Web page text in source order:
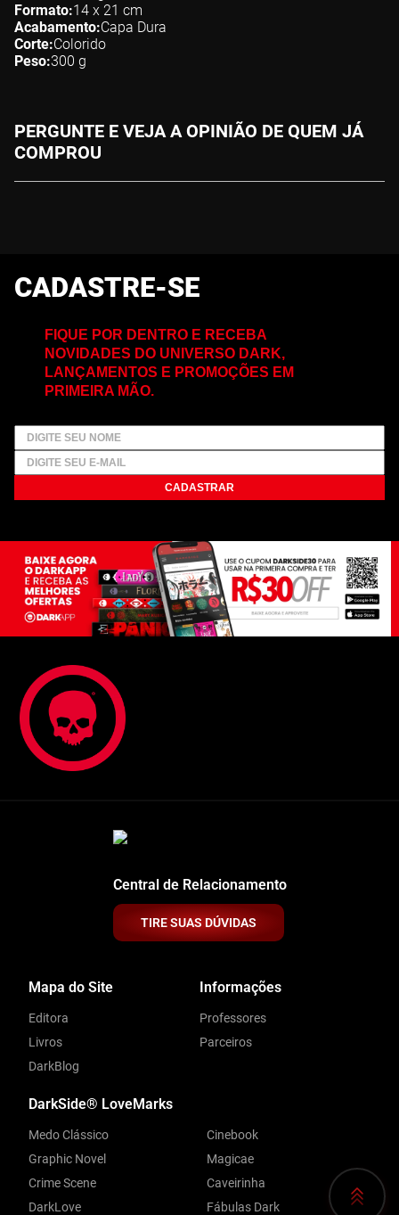
Formato 14 x 21 cm
Acabamento Capa Dura
Corte Colorido
Peso 300 g
PERGUNTE E VEJA A OPINIÃO DE QUEM JÁ
COMPROU
CADASTRE-SE
FIQUE POR DENTRO E RECEBA
NOVIDADES DO UNIVERSO DARK,
LANÇAMENTOS E PROMOÇÕES EM
PRIMEIRA MÃO.
CADASTRAR
Central de Relacionamento
TIRE SUAS DÚVIDAS
Mapa do Site
Editora
Livros
DarkBlog
Informações
Professores
Parceiros
DarkSide® LoveMarks
Medo Clássico
Graphic Novel
Crime Scene
DarkLove
Cinebook
Magicae
Caveirinha
Fábulas Dark